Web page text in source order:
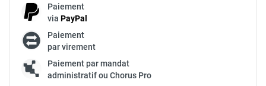
Paiement
via PayPal
Paiement
par virement
Paiement par mandat
administratif ou Chorus Pro